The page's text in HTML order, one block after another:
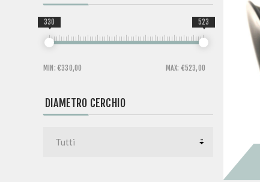
MIN: €330,00 MAX: €523,00
330 523
DIAMETRO CERCHIO